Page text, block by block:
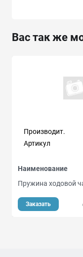
Вас так же
Производит.
Артикул
Наименование
Пружина ходовой
Заказать